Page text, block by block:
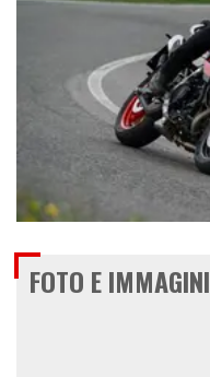
€ 6.490
FOTO E IMMAGINI